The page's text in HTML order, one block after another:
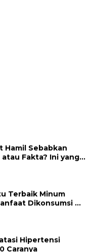
Hamil Sebabkan
Fakta? Ini yang
Terbaik Minum
Dikonsumsi di
Hipertensi
Caranya